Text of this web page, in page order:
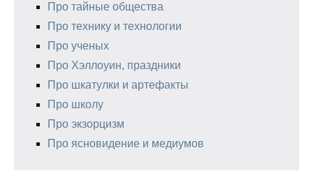
Про тайные общества
Про технику и технологии
Про ученых
Про Хэллоуин, праздники
Про шкатулки и артефакты
Про школу
Про экзорцизм
Про ясновидение и медиумов